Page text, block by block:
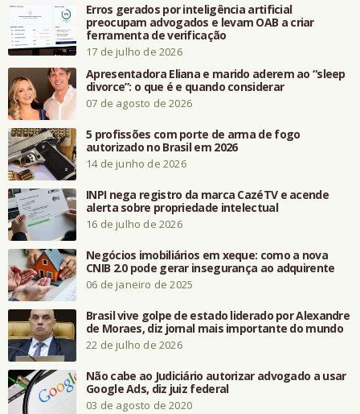
Erros gerados por inteligência artificial
preocupam advogados e levam OAB a criar
ferramenta de verificação
17 de julho de 2026
Apresentadora Eliana e marido aderem ao “sleep
divorce”: o que é e quando considerar
07 de agosto de 2026
5 profissões com porte de arma de fogo
autorizado no Brasil em 2026
14 de junho de 2026
INPI nega registro da marca CazéTV e acende
alerta sobre propriedade intelectual
16 de julho de 2026
Negócios imobiliários em xeque: como a nova
CNIB 2.0 pode gerar insegurança ao adquirente
06 de janeiro de 2025
Brasil vive golpe de estado liderado por Alexandre
de Moraes, diz jornal mais importante do mundo
22 de julho de 2026
Não cabe ao Judiciário autorizar advogado a usar
Google Ads, diz juiz federal
03 de agosto de 2020